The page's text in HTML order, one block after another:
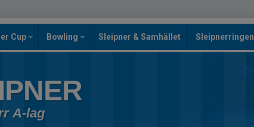
Cup Bowling Sleipner & Samhället Sleipnerringen
A-lag